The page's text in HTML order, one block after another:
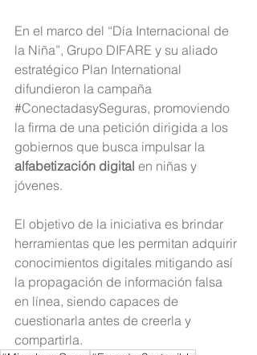
En el marco del “Día Internacional de
la Niña”, Grupo DIFARE y su aliado
estratégico Plan International
difundieron la campaña
#ConectadasySeguras, promoviendo
la firma de una petición dirigida a los
gobiernos que busca impulsar la
alfabetización digital en niñas y
jóvenes.
El objetivo de la iniciativa es brindar
herramientas que les permitan adquirir
conocimientos digitales mitigando así
la propagación de información falsa
en línea, siendo capaces de
cuestionarla antes de creerla y
compartirla.